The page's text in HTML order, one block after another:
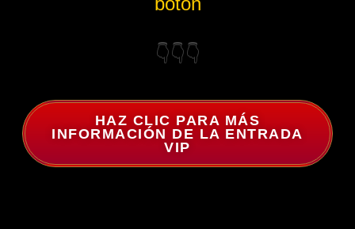
👇👇👇
HAZ CLIC PARA MÁS
INFORMACIÓN DE LA ENTRADA
VIP